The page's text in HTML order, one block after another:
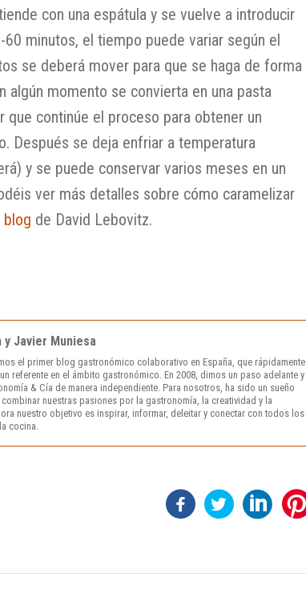
con una espátula y se vuelve a introducir
60 minutos, el tiempo puede variar según el
se deberá mover para que se haga de forma
algún momento se convierta en una pasta
que continúe el proceso para obtener un
Después se deja enfriar a temperatura
y se puede conservar varios meses en un
ver más detalles sobre cómo caramelizar
blog de David Lebovitz.
y Javier Muniesa
el primer blog gastronómico colaborativo en España, que rápidamente
referente en el ámbito gastronómico. En 2008, dimos un paso adelante y
& Cía de manera independiente. Para nosotros, ha sido un sueño
nuestras pasiones por la gastronomía, la creatividad y la
nuestro objetivo es inspirar, informar, deleitar y conectar con todos los
cocina.